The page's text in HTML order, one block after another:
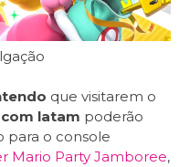
que visitarem o
latam poderão
para o console
Mario Party Jamboree,